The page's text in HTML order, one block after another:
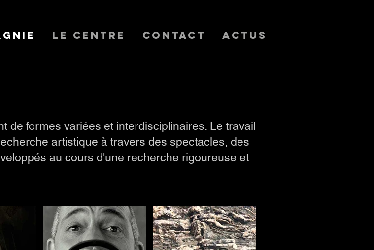
Le Centre Contact Actus
de formes variées et interdisciplinaires. Le travail
artistique à travers des spectacles, des
au cours d'une recherche rigoureuse et